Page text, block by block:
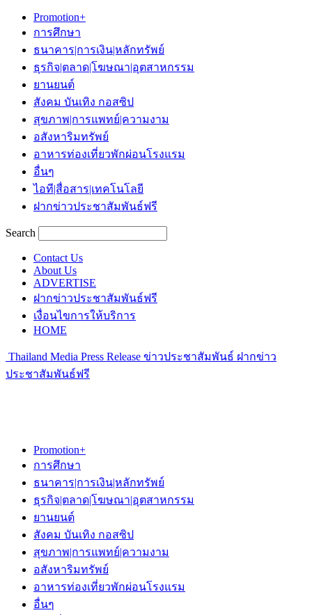
Promotion+
การศึกษา
ธนาคาร|การเงิน|หลักทรัพย์
ธุรกิจ|ตลาด|โฆษณา|อุตสาหกรรม
ยานยนต์
สังคม บันเทิง กอสซิป
สุขภาพ|การแพทย์|ความงาม
อสังหาริมทรัพย์
อาหารท่องเที่ยวพักผ่อนโรงแรม
อื่นๆ
ไอที|สื่อสาร|เทคโนโลยี
ฝากข่าวประชาสัมพันธ์ฟรี
Search
Contact Us
About Us
ADVERTISE
ฝากข่าวประชาสัมพันธ์ฟรี
เงื่อนไขการให้บริการ
HOME
Thailand Media Press Release ข่าวประชาสัมพันธ์ ฝากข่าว
ประชาสัมพันธ์ฟรี
Promotion+
การศึกษา
ธนาคาร|การเงิน|หลักทรัพย์
ธุรกิจ|ตลาด|โฆษณา|อุตสาหกรรม
ยานยนต์
สังคม บันเทิง กอสซิป
สุขภาพ|การแพทย์|ความงาม
อสังหาริมทรัพย์
อาหารท่องเที่ยวพักผ่อนโรงแรม
อื่นๆ